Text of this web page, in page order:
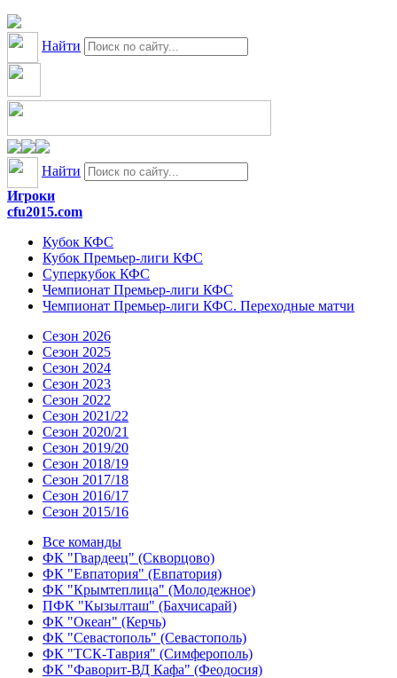
Найти
Найти
Игроки
cfu2015.com
Кубок КФС
Кубок Премьер-лиги КФС
Суперкубок КФС
Чемпионат Премьер-лиги КФС
Чемпионат Премьер-лиги КФС. Переходные матчи
Сезон 2026
Сезон 2025
Сезон 2024
Сезон 2023
Сезон 2022
Сезон 2021/22
Сезон 2020/21
Сезон 2019/20
Сезон 2018/19
Сезон 2017/18
Сезон 2016/17
Сезон 2015/16
Все команды
ФК "Гвардеец" (Скворцово)
ФК "Евпатория" (Евпатория)
ФК "Крымтеплица" (Молодежное)
ПФК "Кызылташ" (Бахчисарай)
ФК "Океан" (Керчь)
ФК "Севастополь" (Севастополь)
ФК "ТСК-Таврия" (Симферополь)
ФК "Фаворит-ВД Кафа" (Феодосия)